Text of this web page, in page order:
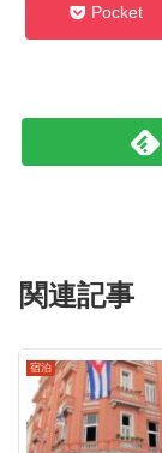
Pocket
関連記事
宿泊